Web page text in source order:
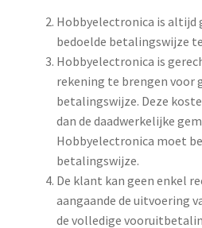
Hobbyelectronica is altijd
bedoelde betalingswijze
Hobbyelectronica is
rekening te brengen voor
betalingswijze. Deze
dan de daadwerkelijke
Hobbyelectronica moet
betalingswijze.
De klant kan geen enkel
aangaande de uitvoering
de volledige